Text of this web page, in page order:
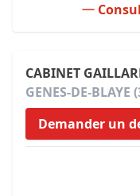
CABINET
GENES-DE-BLAYE
Demander un